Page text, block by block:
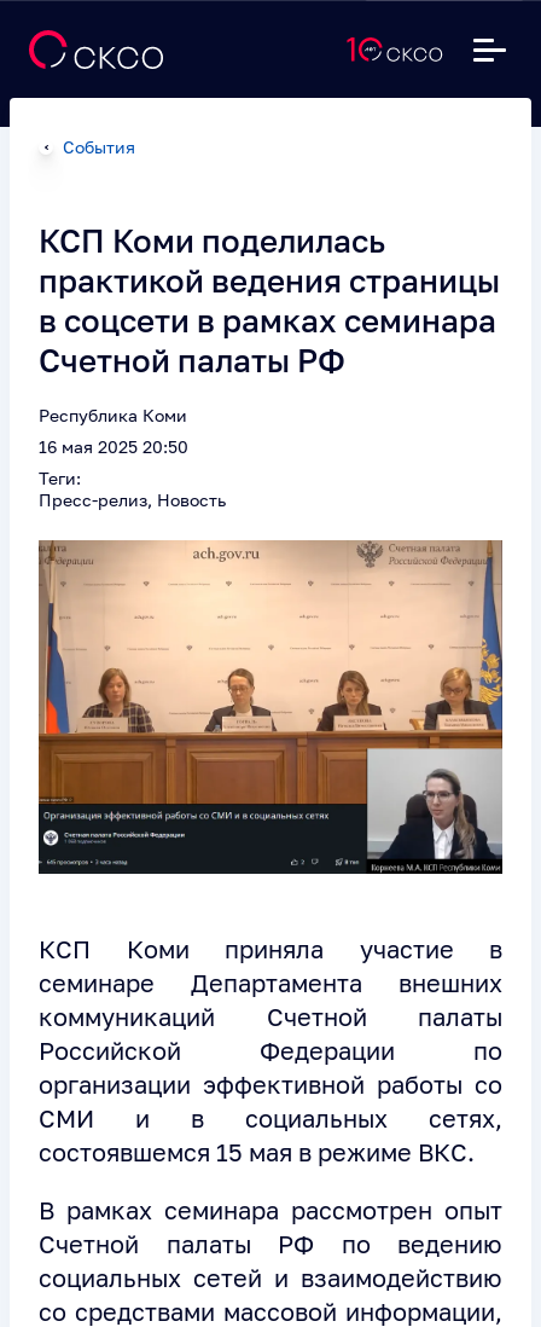
События
КСП Коми поделилась
практикой ведения страницы
в соцсети в рамках семинара
Счетной палаты РФ
Республика Коми
16 мая 2025 20:50
Теги:
Пресс-релиз, Новость
КСП Коми приняла участие в
семинаре Департамента внешних
коммуникаций Счетной палаты
Российской Федерации по
организации эффективной работы со
СМИ и в социальных сетях,
состоявшемся 15 мая в режиме ВКС.
В рамках семинара рассмотрен опыт
Счетной палаты РФ по ведению
социальных сетей и взаимодействию
со средствами массовой информации,